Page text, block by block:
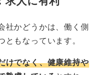
社かどうかは、働く側
もなっています。
けでなく、健康維持や